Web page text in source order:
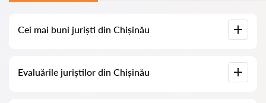
Cei mai buni juriști din Chișinău
informații complete. Prețuri, evaluări, numere de telefon și
Evaluările juriștilor din Chișinău